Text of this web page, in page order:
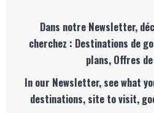
Dans notre Newsletter,
cherchez : Destinations de
plans, Offres
In our Newsletter, see what
destinations, site to visit,